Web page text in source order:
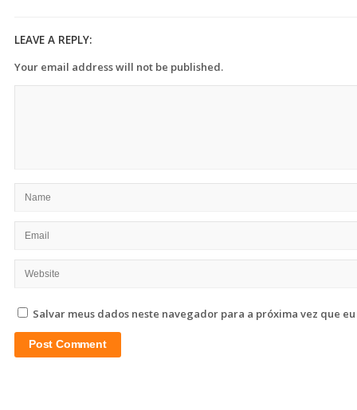
LEAVE A REPLY:
Your email address will not be published.
Salvar meus dados neste navegador para a próxima vez que